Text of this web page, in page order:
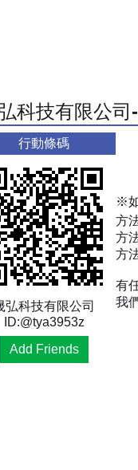
科技有限公
行動條碼
弘科技有限公司
ID:@tya3953z
Add Friends
※
方
方
方
有
我